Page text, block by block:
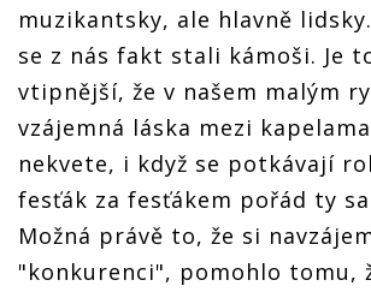
muzikantsky, ale hlavně
se z nás fakt stali kámoši. Je
vtipnější, že v našem malým
vzájemná láska mezi
nekvete, i když se potkávají
fesťák za fesťákem pořád ty
Možná právě to, že si
"konkurenci", pomohlo tomu,